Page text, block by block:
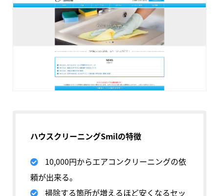
ハウスクリーニングSmilの特徴
10,000円からエアコンクリーニングの依
頼が出来る。
掃除する箇所が増えるほど安くなるセッ